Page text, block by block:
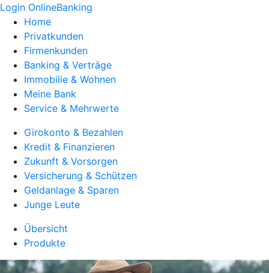
Login OnlineBanking
Home
Privatkunden
Firmenkunden
Banking & Verträge
Immobilie & Wohnen
Meine Bank
Service & Mehrwerte
Girokonto & Bezahlen
Kredit & Finanzieren
Zukunft & Vorsorgen
Versicherung & Schützen
Geldanlage & Sparen
Junge Leute
Übersicht
Produkte